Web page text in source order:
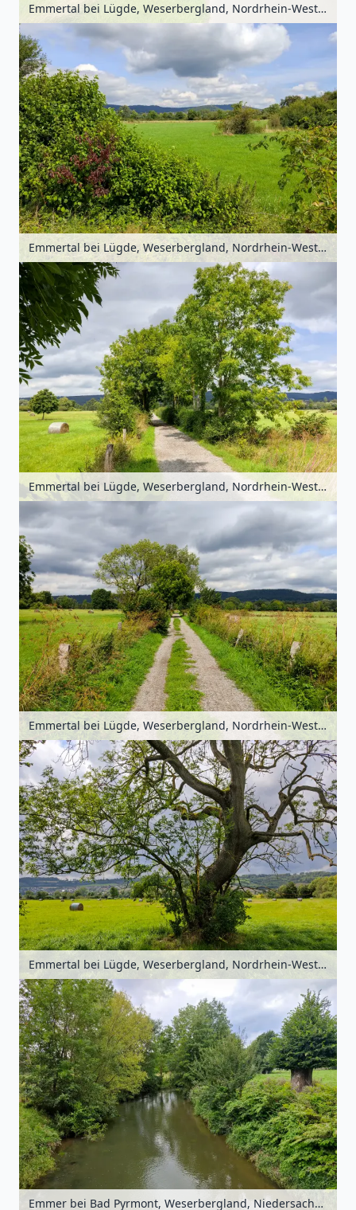
Emmertal bei Lügde, Weserbergland, Nordrhein-Westfalen, Deutschland
Emmertal bei Lügde, Weserbergland, Nordrhein-Westfalen, Deutschland
Emmertal bei Lügde, Weserbergland, Nordrhein-Westfalen, Deutschland
Emmertal bei Lügde, Weserbergland, Nordrhein-Westfalen, Deutschland
Emmertal bei Lügde, Weserbergland, Nordrhein-Westfalen, Deutschland
Emmer bei Bad Pyrmont, Weserbergland, Niedersachsen, Deutschland